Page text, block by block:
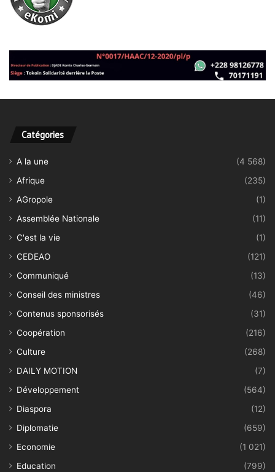
Catégories
A la une
(4 568)
Afrique
(235)
AGropole
(1)
Assemblée Nationale
(11)
C'est la vie
(1)
CEDEAO
(121)
Communiqué
(13)
Conseil des ministres
(46)
Contenus sponsorisés
(31)
Coopération
(216)
Culture
(268)
DAILY MOTION
(7)
Développement
(564)
Diaspora
(12)
Diplomatie
(659)
Economie
(1 021)
Education
(799)